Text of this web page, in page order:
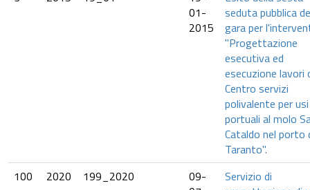
01-
2015
seduta pubblica
gara per
"Progettazione
esecutiva ed
esecuzione lavori
Centro servizi
polivalente per usi
portuali al molo
Cataldo nel porto
Taranto".
100
2020 199_2020
09-
Servizio di